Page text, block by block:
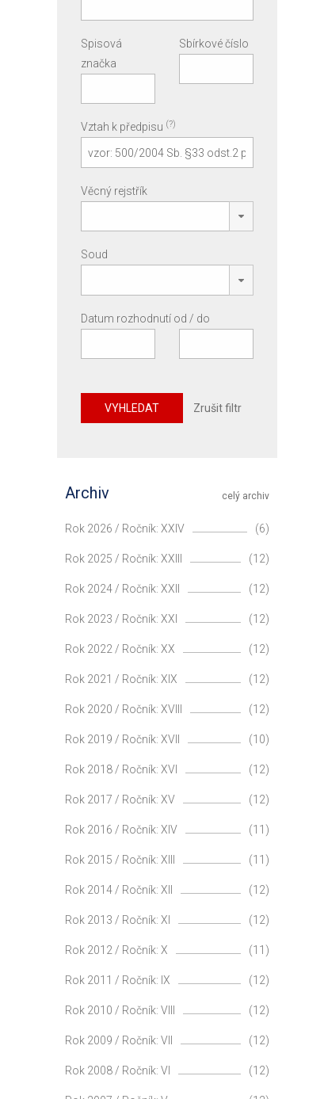
Spisová
značka
Sbírkové číslo
Vztah k předpisu (?)
Věcný rejstřík
Soud
Datum rozhodnutí od / do
VYHLEDAT Zrušit filtr
celý archiv
Archiv
Rok 2026 / Ročník: XXIV (6)
Rok 2025 / Ročník: XXIII (12)
Rok 2024 / Ročník: XXII (12)
Rok 2023 / Ročník: XXI (12)
Rok 2022 / Ročník: XX (12)
Rok 2021 / Ročník: XIX (12)
Rok 2020 / Ročník: XVIII (12)
Rok 2019 / Ročník: XVII (10)
Rok 2018 / Ročník: XVI (12)
Rok 2017 / Ročník: XV (12)
Rok 2016 / Ročník: XIV (11)
Rok 2015 / Ročník: XIII (11)
Rok 2014 / Ročník: XII (12)
Rok 2013 / Ročník: XI (12)
Rok 2012 / Ročník: X (11)
Rok 2011 / Ročník: IX (12)
Rok 2010 / Ročník: VIII (12)
Rok 2009 / Ročník: VII (12)
Rok 2008 / Ročník: VI (12)